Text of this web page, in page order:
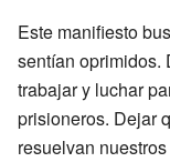
Este manifiesto
sentían oprimidos.
trabajar y luchar
prisioneros. Dejar
resuelvan